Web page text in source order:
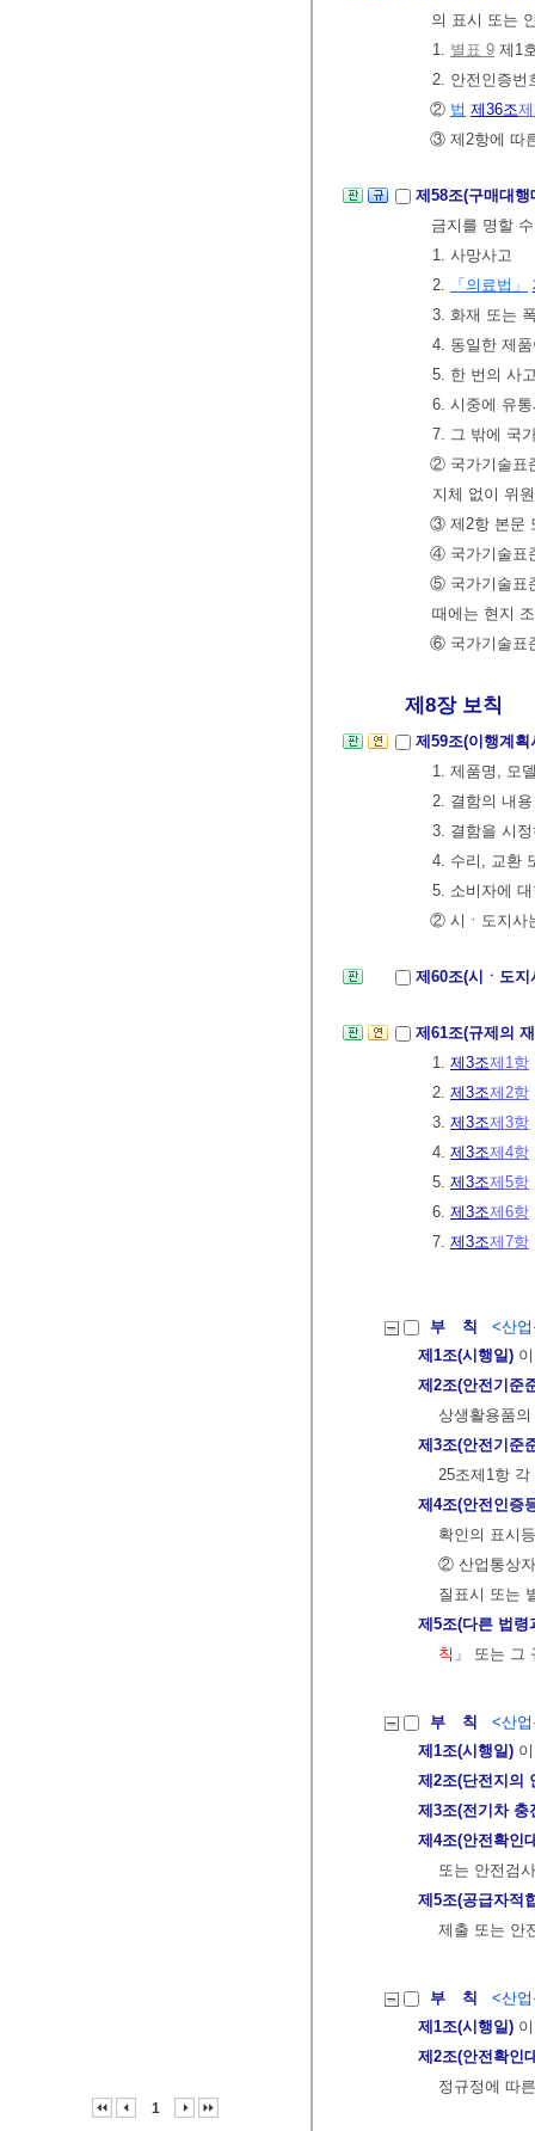
1
의 표시 또는
1. 별표 9 제1
2. 안전인증번
② 법 제36조
③ 제2항에 따
제58조(구매대
금지를 명할
1. 사망사고
2.
「의료법」
3. 화재 또는
4. 동일한 제
5. 한 번의 사
6. 시중에 유
7. 그 밖에 국
② 국가기술표
지체 없이 위
③ 제2항 본문
④ 국가기술표
⑤ 국가기술표
때에는 현지
⑥ 국가기술표
제8장 보칙
제59조(이행계
1. 제품명, 모
2. 결함의 내
3. 결함을 시
4. 수리, 교환
5. 소비자에
② 시ㆍ도지사
제60조(시ㆍ도
제61조(규제의
1. 제3조제1항
2. 제3조제2항
3. 제3조제3항
4. 제3조제4항
5. 제3조제5항
6. 제3조제6항
7. 제3조제7항
부 칙
<산
제1조(시행일)
제2조(안전기준
상생활용품
제3조(안전기준
25조제1항
제4조(안전인증
확인의 표시
② 산업통상
질표시 또는
제5조(다른 법령
칙 」 또는 그
부 칙
<산
제1조(시행일)
제2조(단전지의
제3조(전기차 충
제4조(안전확인
또는 안전검
제5조(공급자적
제출 또는 안
부 칙
<산
제1조(시행일)
제2조(안전확인
정규정에 따